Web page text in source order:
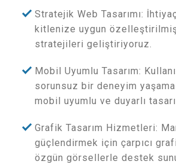
Stratejik Web Tasarımı:
kitlenize uygun özelleştirilmiş
stratejileri geliştiriyoruz.
Mobil Uyumlu Tasarım:
sorunsuz bir deneyim
mobil uyumlu ve duyarlı
Grafik Tasarım Hizmetleri:
güçlendirmek için çarpıcı
özgün görsellerle destek